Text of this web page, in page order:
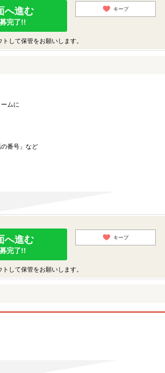
へ進む
完了!!
キープ
して保管をお願いします。
ムに
番号」など
へ進む
完了!!
キープ
して保管をお願いします。